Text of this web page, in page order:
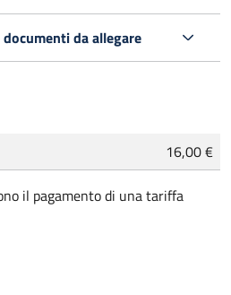
da allegare
16,00 €
il pagamento di una tariffa